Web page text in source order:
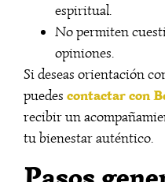
espiritual.
No permiten
opiniones.
Si deseas orientación
puedes contactar con
recibir un
tu bienestar auténtico.